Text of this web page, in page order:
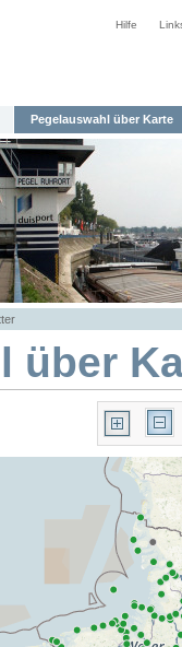
Hilfe
Pegelauswahl über Karte
über